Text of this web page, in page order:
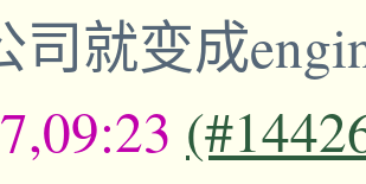
司就变成